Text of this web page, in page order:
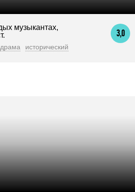
3,0
музыкантах,
драма исторический